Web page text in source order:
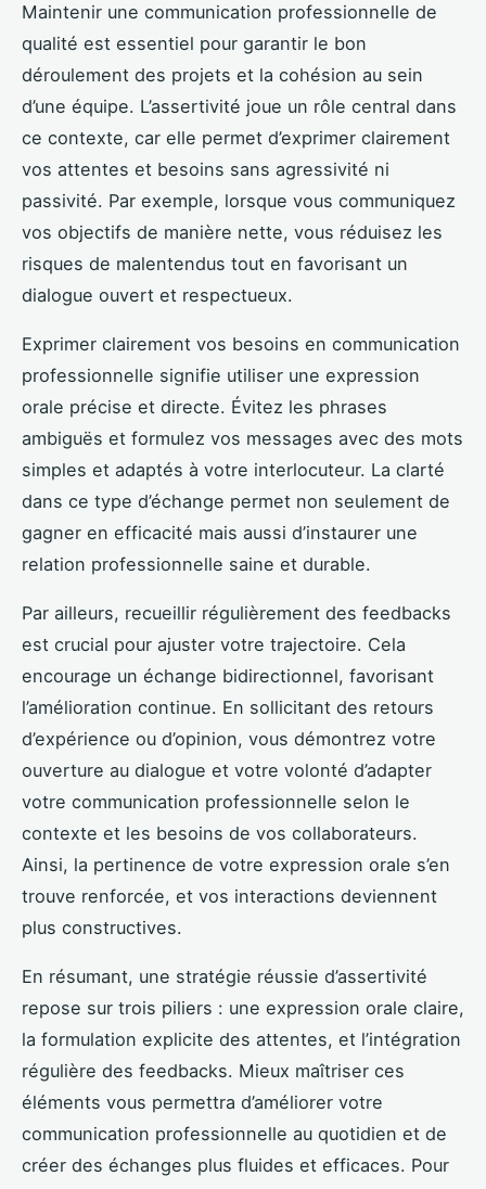
Maintenir une communication professionnelle de
qualité est essentiel pour garantir le bon
déroulement des projets et la cohésion au sein
d’une équipe. L’assertivité joue un rôle central dans
ce contexte, car elle permet d’exprimer clairement
vos attentes et besoins sans agressivité ni
passivité. Par exemple, lorsque vous communiquez
vos objectifs de manière nette, vous réduisez les
risques de malentendus tout en favorisant un
dialogue ouvert et respectueux.
Exprimer clairement vos besoins en communication
professionnelle signifie utiliser une expression
orale précise et directe. Évitez les phrases
ambiguës et formulez vos messages avec des mots
simples et adaptés à votre interlocuteur. La clarté
dans ce type d’échange permet non seulement de
gagner en efficacité mais aussi d’instaurer une
relation professionnelle saine et durable.
Par ailleurs, recueillir régulièrement des feedbacks
est crucial pour ajuster votre trajectoire. Cela
encourage un échange bidirectionnel, favorisant
l’amélioration continue. En sollicitant des retours
d’expérience ou d’opinion, vous démontrez votre
ouverture au dialogue et votre volonté d’adapter
votre communication professionnelle selon le
contexte et les besoins de vos collaborateurs.
Ainsi, la pertinence de votre expression orale s’en
trouve renforcée, et vos interactions deviennent
plus constructives.
En résumant, une stratégie réussie d’assertivité
repose sur trois piliers : une expression orale claire,
la formulation explicite des attentes, et l’intégration
régulière des feedbacks. Mieux maîtriser ces
éléments vous permettra d’améliorer votre
communication professionnelle au quotidien et de
créer des échanges plus fluides et efficaces. Pour